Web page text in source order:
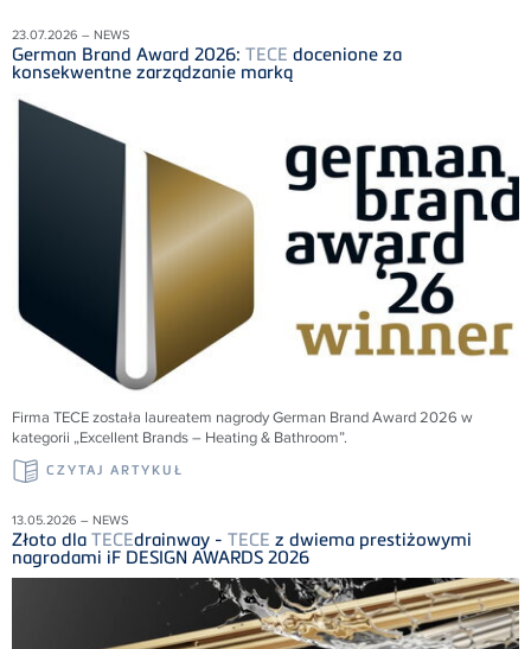
23.07.2026 – NEWS
German Brand Award 2026: TECE docenione za
konsekwentne zarządzanie marką
Firma TECEzostała laureatem nagrody German Brand Award 2026 w
kategorii „Excellent Brands – Heating & Bathroom”.
CZYTAJ ARTYKUŁ
13.05.2026 – NEWS
Złoto dla TECEdrainway - TECE z dwiema prestiżowymi
nagrodami iF DESIGN AWARDS 2026